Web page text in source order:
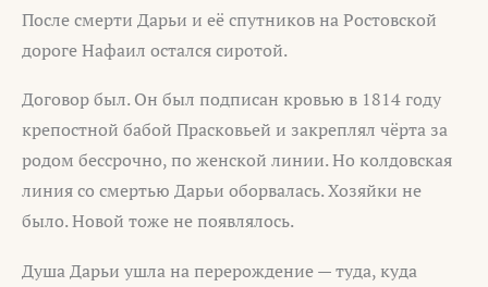
После смерти Дарьи и её спутников на Ростовской
дороге Нафаил остался сиротой.
Договор был. Он был подписан кровью в 1814 году
крепостной бабой Прасковьей и закреплял чёрта за
родом бессрочно, по женской линии. Но колдовская
линия со смертью Дарьи оборвалась. Хозяйки не
было. Новой тоже не появлялось.
Душа Дарьи ушла на перерождение — туда, куда